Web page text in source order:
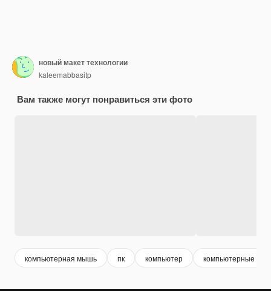
новый макет технологии
kaleemabbasitp
Вам также могут понравиться эти фото
компьютерная мышь пк компьютер компьютерные